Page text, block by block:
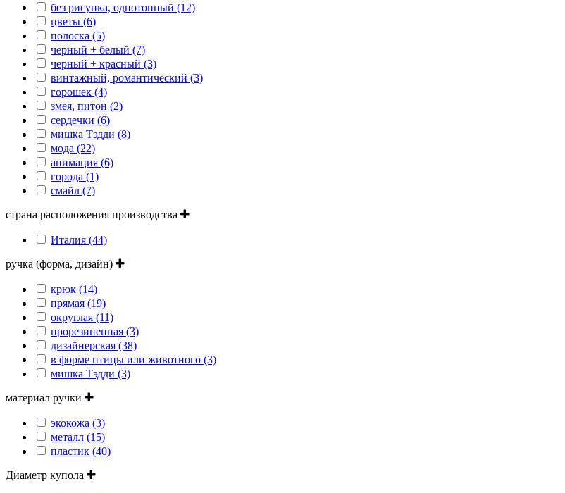
без рисунка, однотонный (12)
цветы (6)
полоска (5)
черный + белый (7)
черный + красный (3)
винтажный, романтический (3)
горошек (4)
змея, питон (2)
сердечки (6)
мишка Тэдди (8)
мода (22)
анимация (6)
города (1)
смайл (7)
страна расположения производства
Италия (44)
ручка (форма, дизайн)
крюк (14)
прямая (19)
округлая (11)
прорезиненная (3)
дизайнерская (38)
в форме птицы или животного (3)
мишка Тэдди (3)
материал ручки
экокожа (3)
металл (15)
пластик (40)
Диаметр купола